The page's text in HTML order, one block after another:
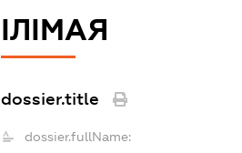
ІЛІМАЯ
dossier.title
dossier.fullName: